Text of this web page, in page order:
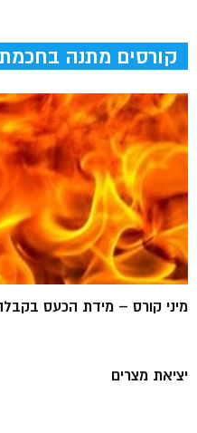
קורסים מתנה
מיני קורס – מידת הכעס
יציאת מצרים